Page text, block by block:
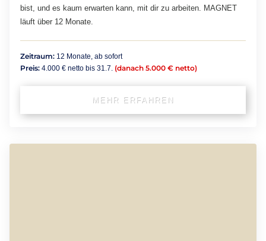
bist, und es kaum erwarten kann, mit dir zu arbeiten. MAGNET
läuft über 12 Monate.
Zeitraum: 12 Monate, ab sofort
Preis: 4.000 € netto bis 31.7. (danach 5.000 € netto)
MEHR ERFAHREN